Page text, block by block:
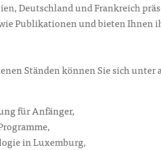
Deutschland und Frankreich
Publikationen und bieten Ihnen
Ständen können Sie sich
für Anfänger,
in Luxemburg,